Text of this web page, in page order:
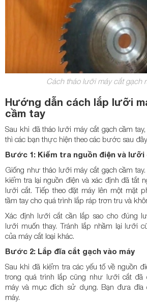
Cách tháo lưỡi máy cắt gạch
Hướng dẫn cách lắp lưỡi
cầm tay
Sau khi đã tháo lưỡi máy cắt gạch cầm
thì các bạn thực hiện theo các bước sau
Bước 1: Kiểm tra nguồn điện và lưỡi
Giống như tháo lưỡi máy cắt gạch cầm
kiểm tra lại nguồn điện và xác định đã tắt
lưỡi cắt. Tiếp theo đặt máy lên một mặt
tầm tay cho quá trình lắp ráp trơn tru và
Xác định lưỡi cắt cần lắp sao cho đúng
lưỡi muốn thay. Tránh lắp nhầm lại lưỡi
của máy cắt loại khác.
Bước 2: Lắp đĩa cắt gạch vào máy
Sau khi đã kiểm tra các yếu tố về nguồn
trong quá trình lắp cũng như lưỡi cắt đã
máy và mục đích sử dụng. Bạn đưa đĩa
máy.